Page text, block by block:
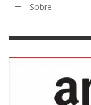
Sobre